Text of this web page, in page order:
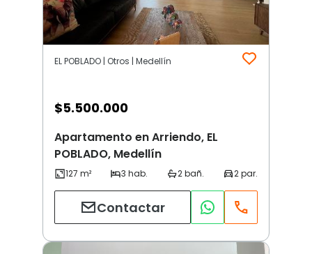
EL POBLADO | Otros | Medellín
$5.500.000
Apartamento en Arriendo, EL
POBLADO, Medellín
Contactar